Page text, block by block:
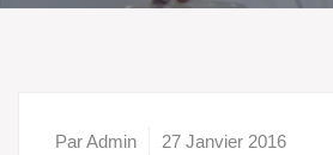
Par Admin 27 Janvier 2016